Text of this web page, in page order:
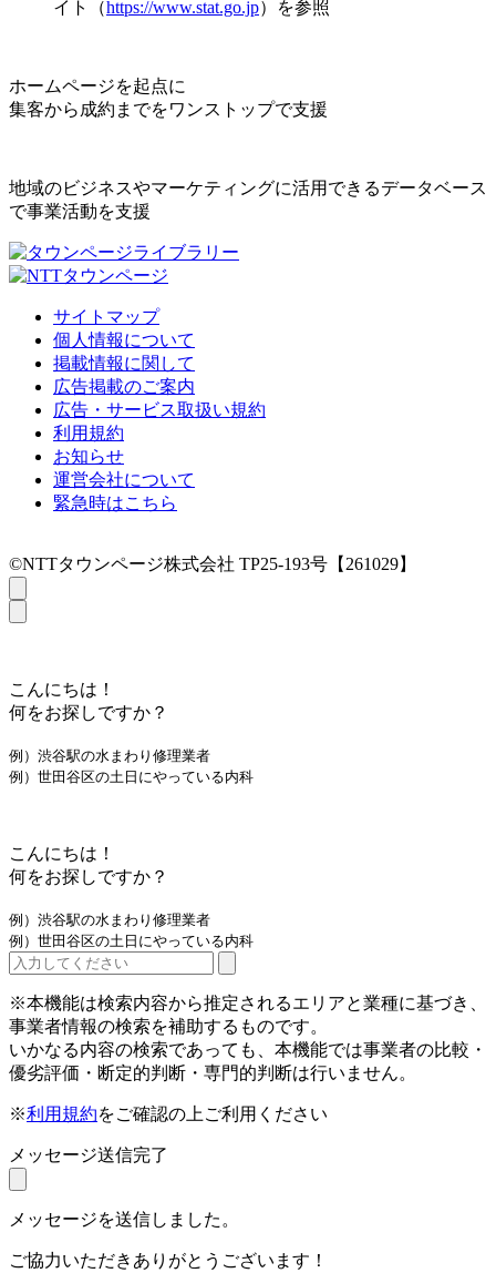
イト（https://www.stat.go.jp）を参照
ホームページを起点に
集客から成約までをワンストップで支援
地域のビジネスやマーケティングに活用できるデータベース
で事業活動を支援
サイトマップ
個人情報について
掲載情報に関して
広告掲載のご案内
広告・サービス取扱い規約
利用規約
お知らせ
運営会社について
緊急時はこちら
©NTTタウンページ株式会社 TP25-193号【261029】
こんにちは！
何をお探しですか？
例）渋谷駅の水まわり修理業者
例）世田谷区の土日にやっている内科
こんにちは！
何をお探しですか？
例）渋谷駅の水まわり修理業者
例）世田谷区の土日にやっている内科
※本機能は検索内容から推定されるエリアと業種に基づき、
事業者情報の検索を補助するものです。
いかなる内容の検索であっても、本機能では事業者の比較・
優劣評価・断定的判断・専門的判断は行いません。
※利用規約をご確認の上ご利用ください
メッセージ送信完了
メッセージを送信しました。
ご協力いただきありがとうございます！